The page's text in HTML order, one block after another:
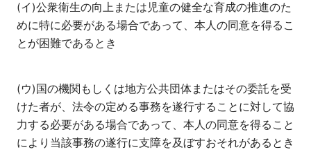
(イ)公衆衛生の向上または児童の健全な育成の推進のた
めに特に必要がある場合であって、本人の同意を得るこ
とが困難であるとき
(ウ)国の機関もしくは地方公共団体またはその委託を受
けた者が、法令の定める事務を遂行することに対して協
力する必要がある場合であって、本人の同意を得ること
により当該事務の遂行に支障を及ぼすおそれがあるとき